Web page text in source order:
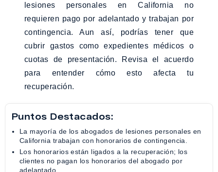
lesiones personales en California no
requieren pago por adelantado y trabajan por
contingencia. Aun así, podrías tener que
cubrir gastos como expedientes médicos o
cuotas de presentación. Revisa el acuerdo
para entender cómo esto afecta tu
recuperación.
Puntos Destacados:
La mayoría de los abogados de lesiones personales en
California trabajan con honorarios de contingencia.
Los honorarios están ligados a la recuperación; los
clientes no pagan los honorarios del abogado por
adelantado.